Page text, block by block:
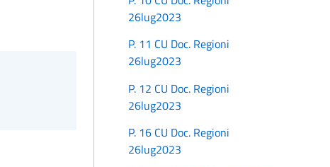
26lug2023
P. 11 CU Doc. Regioni
26lug2023
P. 12 CU Doc. Regioni
26lug2023
P. 16 CU Doc. Regioni
26lug2023